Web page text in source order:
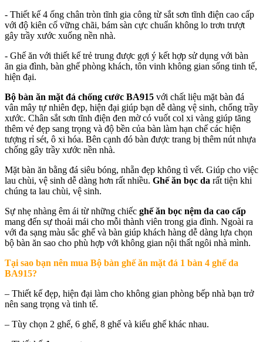
- Thiết kế 4 ống chân tròn tĩnh gia công từ sắt sơn tĩnh điện cao cấp
với độ kiên cố vững chãi, bám sàn cực chuẩn không lo trơn trượt
gây trầy xước xuống nền nhà.
- Ghế ăn với thiết kế trẻ trung được gợi ý kết hợp sử dụng với bàn
ăn gia đình, bàn ghế phòng khách, tôn vinh không gian sống tinh tế,
hiện đại.
Bộ bàn ăn mặt đá chống cước BA915 với chất liệu mặt bàn đá
vân mây tự nhiên đẹp, hiện đại giúp bạn dễ dàng vệ sinh, chống trầy
xước. Chân sắt sơn tĩnh điện đen mờ có vuốt col xi vàng giúp tăng
thêm vẻ đẹp sang trọng và độ bền của bàn làm hạn chế các hiện
tượng rỉ sét, ô xi hóa. Bên cạnh đó bàn được trang bị thêm nút nhựa
chống gây trầy xước nền nhà.
Mặt bàn ăn bằng đá siêu bóng, nhẵn đẹp không tì vết. Giúp cho việc
lau chùi, vệ sinh dễ dàng hơn rất nhiều. Ghế ăn bọc da rất tiện khi
chúng ta lau chùi, vệ sinh.
Sự nhẹ nhàng êm ái từ những chiếc ghế ăn bọc nệm da cao cấp
mang đến sự thoải mái cho mỗi thành viên trong gia đình. Ngoài ra
với đa sạng màu sắc ghế và bàn giúp khách hàng dễ dàng lựa chọn
bộ bàn ăn sao cho phù hợp với không gian nội thất ngôi nhà mình.
Tại sao bạn nên mua Bộ bàn ghế ăn mặt đá 1 bàn 4 ghế da
BA915?
– Thiết kế đẹp, hiện đại làm cho không gian phòng bếp nhà bạn trở
nên sang trọng và tinh tế.
– Tùy chọn 2 ghế, 6 ghế, 8 ghế và kiểu ghế khác nhau.